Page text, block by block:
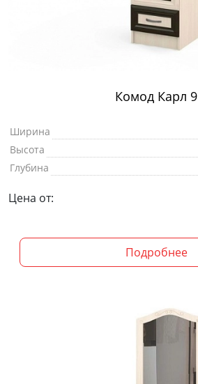
Комод Карл 9
Ширина
Высота
Глубина
Цена от:
Подробнее